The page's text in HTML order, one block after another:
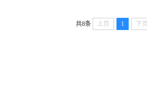
共8条 上页 1 下页